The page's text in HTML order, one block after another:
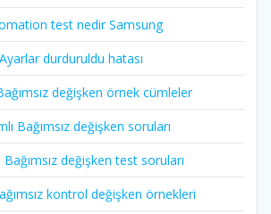
test nedir Samsung
Ayarlar durduruldu hatası
değişken örnek cümleler
Bağımsız değişken soruları
Bağımsız değişken test soruları
kontrol değişken örnekleri